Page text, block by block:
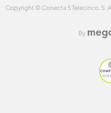
Copyright © Conecta 5 Telecinco, S.
By